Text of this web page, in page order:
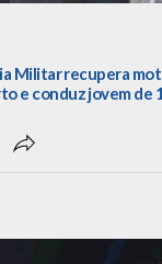
Militar recupera
e conduz jovem de